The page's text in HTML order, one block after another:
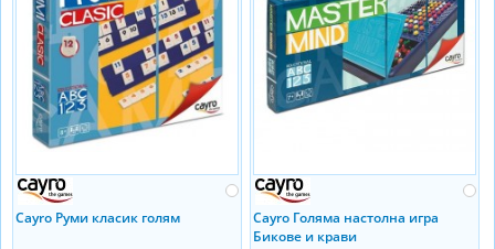
Cayro Руми класик голям
Cayro Голяма настолна игра
Бикове и крави